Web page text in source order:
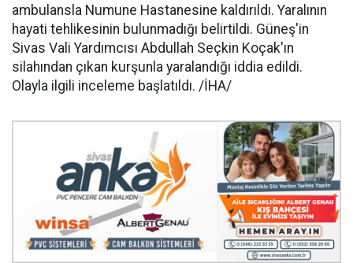
ambulansla Numune Hastanesine kaldırıldı. Yaralının
hayati tehlikesinin bulunmadığı belirtildi. Güneş'in
Sivas Vali Yardımcısı Abdullah Seçkin Koçak'ın
silahından çıkan kurşunla yaralandığı iddia edildi.
Olayla ilgili inceleme başlatıldı. /İHA/